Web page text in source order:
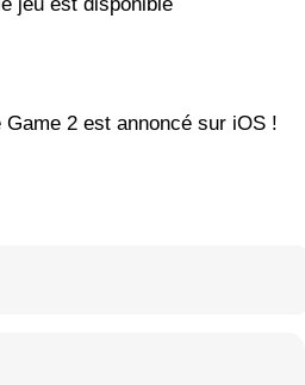
Game 2 est annoncé sur iOS !